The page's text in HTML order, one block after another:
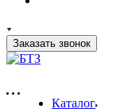
Заказать звонок
Каталог